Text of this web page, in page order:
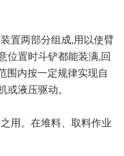
置两部分组成,用以使臂
位置时斗铲都能装满,回
围内按一定规律实现自
或液压驱动。
用。在堆料、取料作业